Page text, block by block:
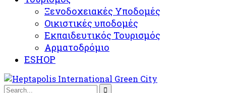
Ξενοδοχειακές Υποδομές​
Oικιστικές υποδομές
Εκπαιδευτικός Τουρισμός
Αρματοδρόμιο
ESHOP